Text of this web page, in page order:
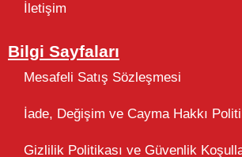
İletişim
Bilgi Sayfaları
Mesafeli Satış Sözleşmesi
İade, Değişim ve Cayma Hakkı
Gizlilik Politikası ve Güvenlik